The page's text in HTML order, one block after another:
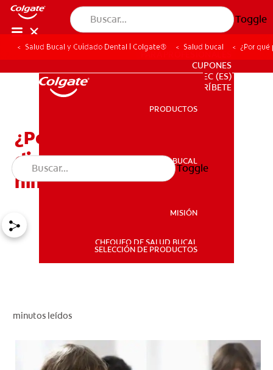
Toggle
SALUD BUCAL
PARA PROFESIONALES
PARA PROFESIONALES
CUPONES
EC (ES)
SUSCRÍBETE
PRODUCTOS
SALUD BUCAL
MISIÓN
CHEQUEO DE SALUD BUCAL
SELECCIÓN DE PRODUCTOS
Toggle
Salud Bucal y Cuidado Dental | Colgate® Salud bucal ¿Por
¿Por qué pierden sus
dientes los niños y las
niñas?
minutos leídos